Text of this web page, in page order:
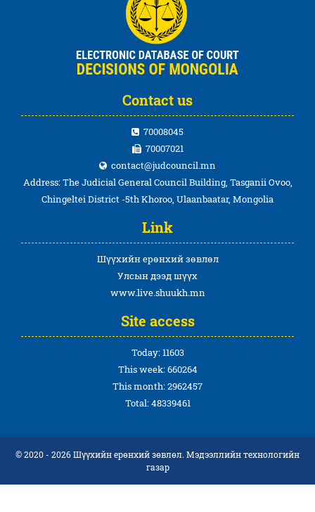
Contact us
70008045
70007021
contact@judcouncil.mn
Address: The Judicial General Council Building, Tasganii Ovoo,
Chingeltei District -5th Khoroo, Ulaanbaatar, Mongolia
Link
Шүүхийн ерөнхий зөвлөл
Улсын дээд шүүх
www.live.shuukh.mn
Site access
Today: 11603
This week: 660264
This month: 2962457
Total: 48339461
© 2020 - 2026 Шүүхийн ерөнхий зөвлөл. Мэдээллийн технологийн
газар